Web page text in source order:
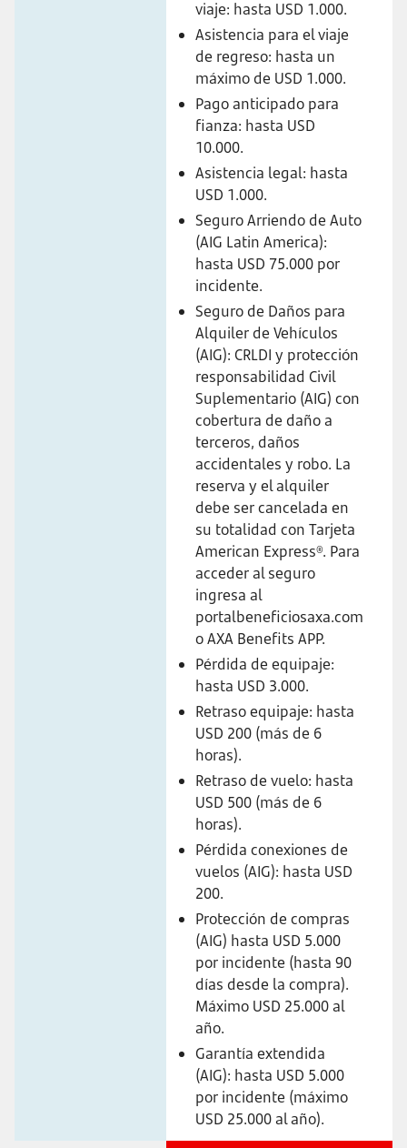
viaje: hasta USD 1.000.
Asistencia para el viaje
de regreso: hasta un
máximo de USD 1.000.
Pago anticipado para
fianza: hasta USD
10.000.
Asistencia legal: hasta
USD 1.000.
Seguro Arriendo de Auto
(AIG Latin America):
hasta USD 75.000 por
incidente.
Seguro de Daños para
Alquiler de Vehículos
(AIG): CRLDI y protección
responsabilidad Civil
Suplementario (AIG) con
cobertura de daño a
terceros, daños
accidentales y robo. La
reserva y el alquiler
debe ser cancelada en
su totalidad con Tarjeta
American Express®. Para
acceder al seguro
ingresa al
portalbeneficiosaxa.com
o AXA Benefits APP.
Pérdida de equipaje:
hasta USD 3.000.
Retraso equipaje: hasta
USD 200 (más de 6
horas).
Retraso de vuelo: hasta
USD 500 (más de 6
horas).
Pérdida conexiones de
vuelos (AIG): hasta USD
200.
Protección de compras
(AIG) hasta USD 5.000
por incidente (hasta 90
días desde la compra).
Máximo USD 25.000 al
año.
Garantía extendida
(AIG): hasta USD 5.000
por incidente (máximo
USD 25.000 al año).